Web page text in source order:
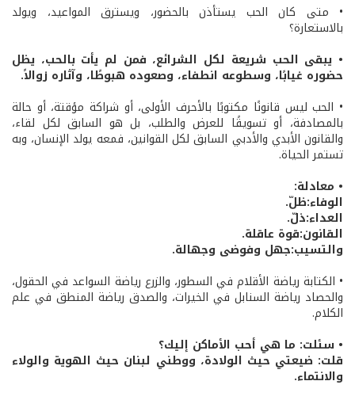
• متى كان الحب يستأذن بالحضور، ويسترق المواعيد، ويولد
بالاستعارة؟
• يبقى الحب شريعة لكل الشرائع، فمن لم يأت بالحب، يظل
حضوره غيابًا، وسطوعه انطفاء، وصعوده هبوطًا، وآثاره زوالاً.
• الحب ليس قانونًا مكتوبًا بالأحرف الأولى، أو شراكة مؤقتة، أو حالة
بالمصادفة، أو تسويقًا للعرض والطلب، بل هو السابق لكل لقاء،
والقانون الأبدي والأدبي السابق لكل القوانين، فمعه يولد الإنسان، وبه
تستمر الحياة.
• معادلة:
الوفاء:ظلّ.
العداء:ذلّ.
القانون:قوة عاقلة.
والتسيب:جهل وفوضى وجهالة.
• الكتابة رياضة الأقلام في السطور، والزرع رياضة السواعد في الحقول،
والحصاد رياضة السنابل في الخيرات، والصدق رياضة المنطق في علم
الكلام.
• سئلت: ما هي أحب الأماكن إليك؟
قلت: ضيعتي حيث الولادة، ووطني لبنان حيث الهوية والولاء
والانتماء.